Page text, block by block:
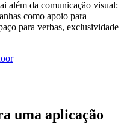
além da comunicação visual:
como apoio para
para verbas, exclusividade
uma aplicação